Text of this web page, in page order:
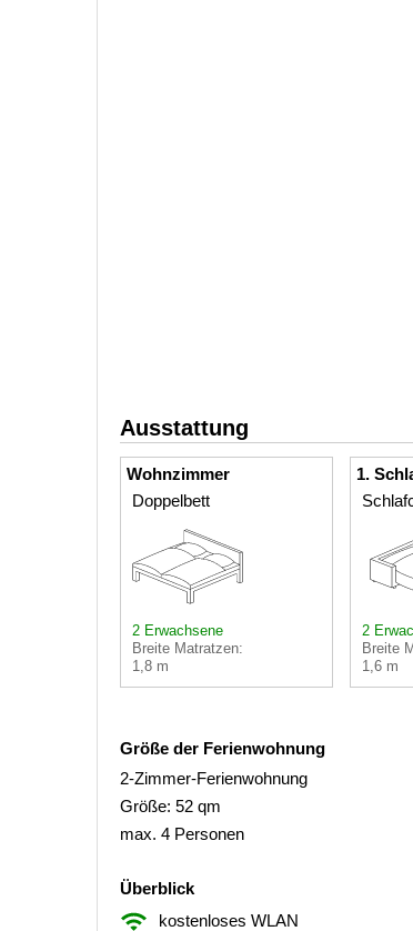
Ausstattung
Wohnzimmer
Doppelbett
2 Erwachsene
Breite Matratzen:
1,8 m
1.
2
Breite
1,6 m
Größe der Ferienwohnung
2-Zimmer-Ferienwohnung
Größe: 52 qm
max. 4 Personen
Überblick
kostenloses WLAN